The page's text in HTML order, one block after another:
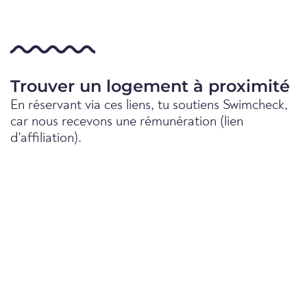
Trouver un logement à proximité
En réservant via ces liens, tu soutiens Swimcheck,
car nous recevons une rémunération (lien
d'affiliation).